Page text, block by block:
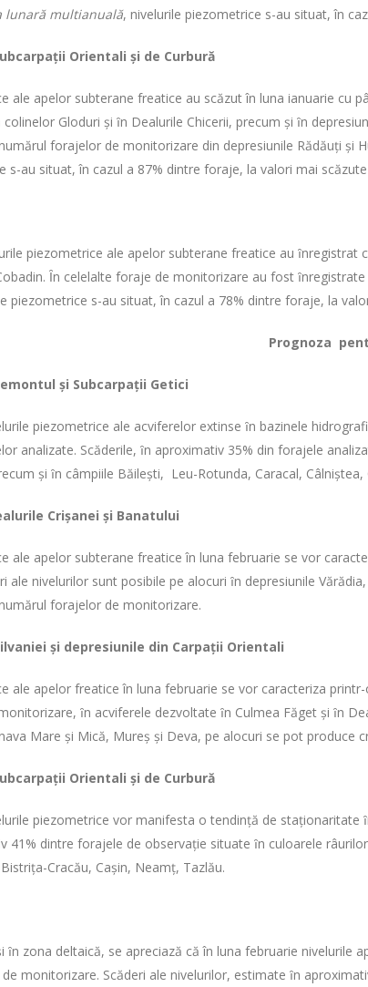
lunară multianuală, nivelurile piezometrice s-au situat, în
Orientali şi de Curbură
ale apelor subterane freatice au scăzut în luna ianuarie cu
Gloduri şi ȋn Dealurile Chicerii, precum şi ȋn
forajelor de monitorizare din depresiunile Rădăuţi şi
s-au situat, în cazul a 87% dintre foraje, la valori mai
piezometrice ale apelor subterane freatice au
Ȋn celelalte foraje de monitorizare au fost
piezometrice s-au situat, în cazul a 78% dintre foraje, la
Prognoza
şi Subcarpaţii Getici
piezometrice ale acviferelor extinse ȋn bazinele
analizate. Scăderile, ȋn aproximativ 35% din forajele
şi ȋn câmpiile Băileşti, Leu-Rotunda, Caracal, Câlniştea,
Crişanei şi Banatului
ale apelor subterane freatice în luna februarie se vor
ale nivelurilor sunt posibile pe alocuri ȋn depresiunile
forajelor de monitorizare.
şi depresiunile din Carpaţii Orientali
ale apelor freatice în luna februarie se vor caracteriza
ȋn acviferele dezvoltate ȋn Culmea Făget şi ȋn
Mare şi Mică, Mureş şi Deva, pe alocuri se pot produce
Orientali şi de Curbură
piezometrice vor manifesta o tendinţă de
41% dintre forajele de observaţie situate ȋn culoarele
Cracău, Caşin, Neamţ, Tazlău.
ȋn zona deltaică, se apreciază că în luna februarie
monitorizare. Scăderi ale nivelurilor, estimate ȋn